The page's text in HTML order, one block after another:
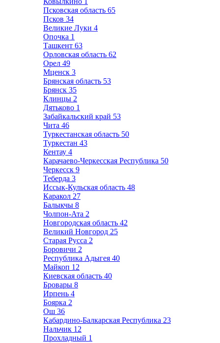
Псковская область 65
Псков 34
Великие Луки 4
Опочка 1
Ташкент 63
Орловская область 62
Орел 49
Мценск 3
Брянская область 53
Брянск 35
Клинцы 2
Дятьково 1
Забайкальский край 53
Чита 46
Туркестанская область 50
Туркестан 43
Кентау 4
Карачаево-Черкесская Республика 50
Черкесск 9
Теберда 3
Иссык-Кульская область 48
Каракол 27
Балыкчы 8
Чолпон-Ата 2
Новгородская область 42
Великий Новгород 25
Старая Русса 2
Боровичи 2
Республика Адыгея 40
Майкоп 12
Киевская область 40
Бровары 8
Ирпень 4
Боярка 2
Ош 36
Кабардино-Балкарская Республика 23
Нальчик 12
Прохладный 1